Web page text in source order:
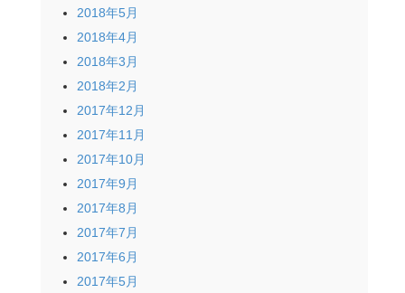
2018年5月
2018年4月
2018年3月
2018年2月
2017年12月
2017年11月
2017年10月
2017年9月
2017年8月
2017年7月
2017年6月
2017年5月